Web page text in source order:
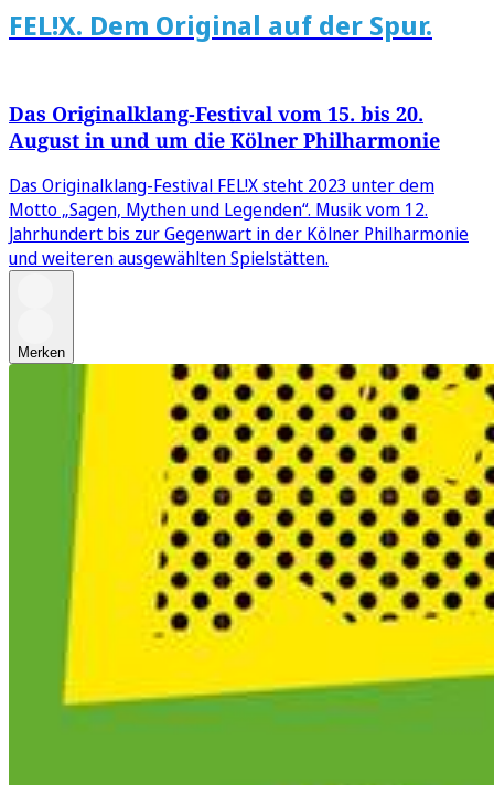
FEL!X. Dem Original auf der Spur.
Das Originalklang-Festival vom 15. bis 20.
August in und um die Kölner Philharmonie
Das Originalklang-Festival FEL!X steht 2023 unter dem
Motto „Sagen, Mythen und Legenden“. Musik vom 12.
Jahrhundert bis zur Gegenwart in der Kölner Philharmonie
und weiteren ausgewählten Spielstätten.
Merken